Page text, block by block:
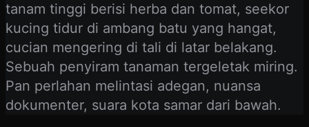
tanam tinggi berisi herba dan tomat, seekor
kucing tidur di ambang batu yang hangat,
cucian mengering di tali di latar belakang.
Sebuah penyiram tanaman tergeletak miring.
Pan perlahan melintasi adegan, nuansa
dokumenter, suara kota samar dari bawah.